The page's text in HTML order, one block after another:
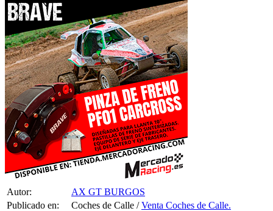
Autor:
AX GT BURGOS
Publicado en:
Coches de Calle /Venta Coches de Calle.